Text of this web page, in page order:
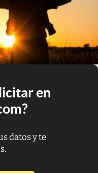
en
datos y te